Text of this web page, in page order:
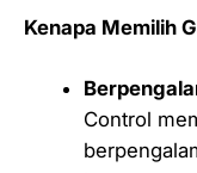
Kenapa Memilih
Control